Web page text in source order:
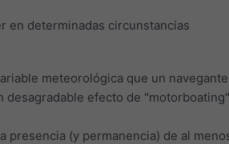
en determinadas circunstancias
meteorológica que un
efecto de
(y permanencia) de al